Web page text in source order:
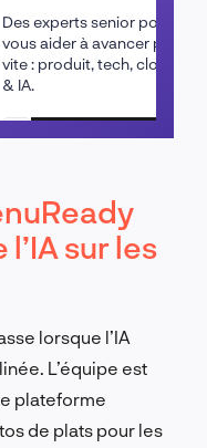
Des experts senior pour
vous aider à avancer plus
vite : produit, tech, cloud
& IA.
Planifier un appel
sur les
lorsque l’IA
L’équipe est
plateforme
de plats pour les